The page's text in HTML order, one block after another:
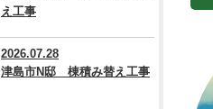
え工事
2026.07.28
津島市N邸 棟積み替え工事